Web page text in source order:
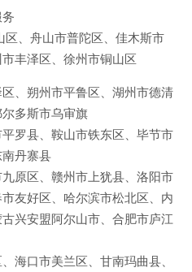
、舟山市普陀区、佳木斯市
丰泽区、徐州市铜山区
、朔州市平鲁区、湖州市德清
多斯市乌审旗
罗县、鞍山市铁东区、毕节市
丹寨县
原区、赣州市上犹县、洛阳市
友好区、哈尔滨市松北区、内
兴安盟阿尔山市、合肥市庐江
海口市美兰区、甘南玛曲县、